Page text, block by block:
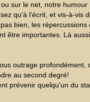
sur le net, notre humour
qu'à l'écrit, et vis-à-vis
bien, les répercussions
être importantes. Là
outrage profondément,
au second degré!
prévenir quelqu'un du